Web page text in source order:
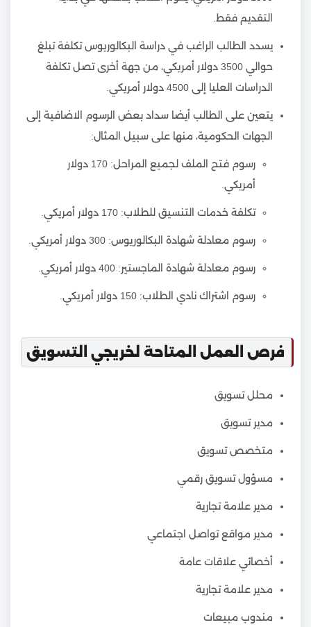
التقديم فقط.
يسدد الطالب الراغب في دراسة البكالوريوس تكلفة تبلغ
حوالي 3500 دولار أمريكي، من جهة أخرى تصل تكلفة
الدراسات العليا إلى 4500 دولار أمريكي.
يتعين على الطالب أيضا سداد بعض الرسوم الاضافية إلى
الجهات الحكومية، منها على سبيل المثال:
رسوم فتح الملف لجميع المراحل: 170 دولار
أمريكي.
تكلفة خدمات التنسيق للطلاب: 170 دولار أمريكي.
رسوم معادلة شهادة البكالوريوس: 300 دولار أمريكي.
رسوم معادلة شهادة الماجستير: 400 دولار أمريكي.
رسوم اشتراك نادي الطلاب: 150 دولار أمريكي.
فرص العمل المتاحة لخريجي التسويق
محلل تسويق
مدير تسويق
متخصص تسويق
مسؤول تسويق رقمي
مدير علامة تجارية
مدير مواقع تواصل اجتماعي
أخصائي علاقات عامة
مدير علامة تجارية
مندوب مبيعات